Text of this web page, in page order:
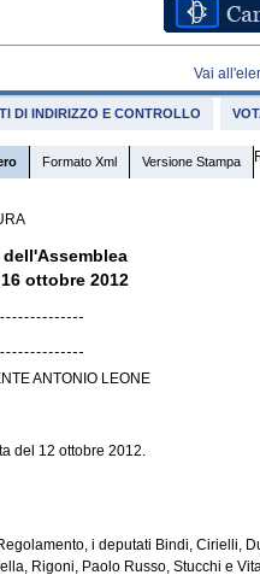
Vai
DI INDIRIZZO E CONTROLLO
Formato Xml Versione Stampa
ottobre 2012
ANTONIO LEONE
del 12 ottobre 2012.
i deputati Bindi, Cirielli,
Rigoni, Paolo Russo, Stucchi e